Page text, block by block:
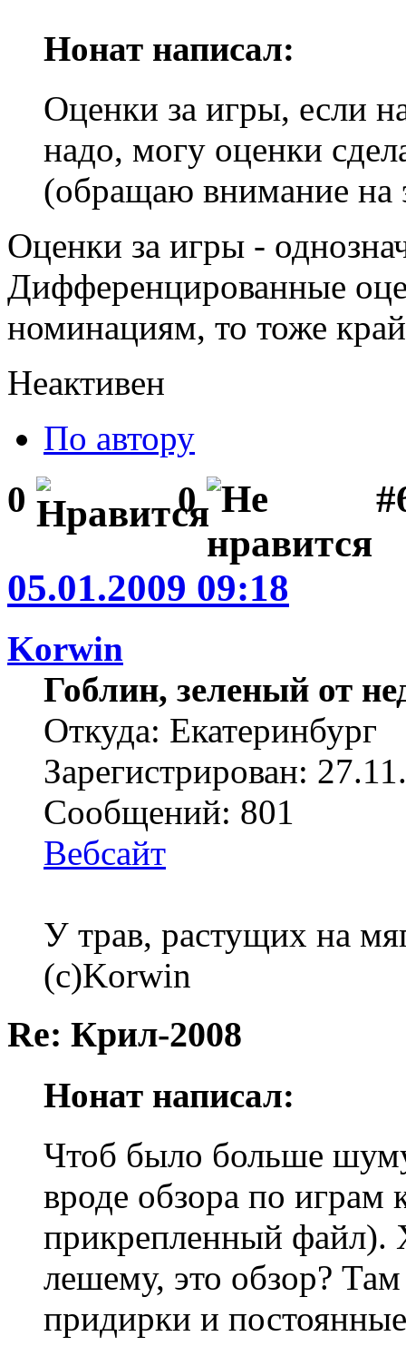
Нонат написал:
Оценки за игры, если
надо, могу оценки
(обращаю внимание на
Оценки за игры -
Дифференцированные
номинациям, то тоже
Неактивен
По автору
0 0
05.01.2009 09:18
Korwin
Гоблин, зеленый от
Откуда: Екатеринбург
Зарегистрирован:
Сообщений: 801
Вебсайт
У трав, растущих на
(с)Korwin
Re: Крил-2008
Нонат написал:
Чтоб было больше
вроде обзора по играм
прикрепленный файл).
лешему, это обзор?
придирки и